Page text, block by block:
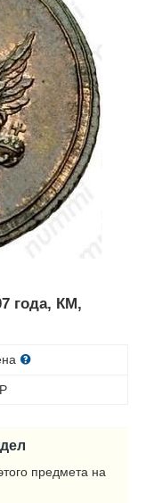
года, КМ,
Р
предмета на